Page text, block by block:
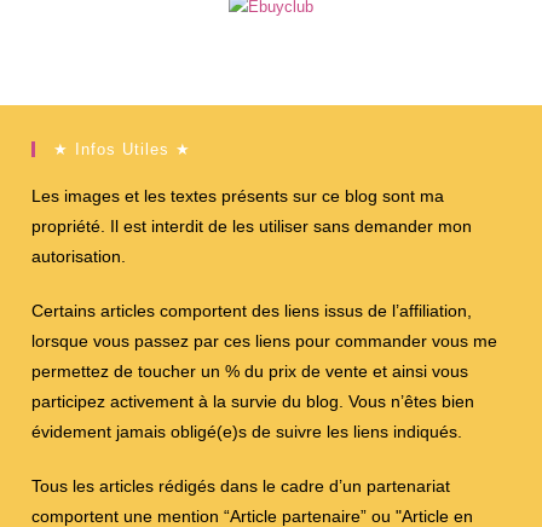
★ Infos Utiles ★
Les images et les textes présents sur ce blog sont ma
propriété. Il est interdit de les utiliser sans demander mon
autorisation.
Certains articles comportent des liens issus de l’affiliation,
lorsque vous passez par ces liens pour commander vous me
permettez de toucher un % du prix de vente et ainsi vous
participez activement à la survie du blog. Vous n’êtes bien
évidement jamais obligé(e)s de suivre les liens indiqués.
Tous les articles rédigés dans le cadre d’un partenariat
comportent une mention “Article partenaire” ou "Article en